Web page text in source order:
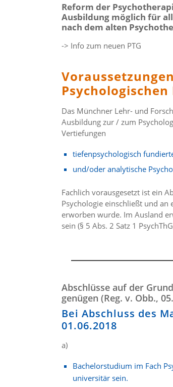
Reform der
Ausbildung möglich für
nach dem alten
-> Info zum neuen PTG
Das Münchner Lehr- und
Ausbildung zur / zum
Vertiefungen
tiefenpsychologisch
und/oder analytische
Fachlich vorausgesetzt ist ein
Psychologie einschließt und
erworben wurde. Im Ausland
sein (§ 5 Abs. 2 Satz 1
Abschlüsse auf der
genügen (Reg. v. Obb.,
Bei Abschluss des
01.06.2018
a)
Bachelorstudium im Fach
universitär sein.